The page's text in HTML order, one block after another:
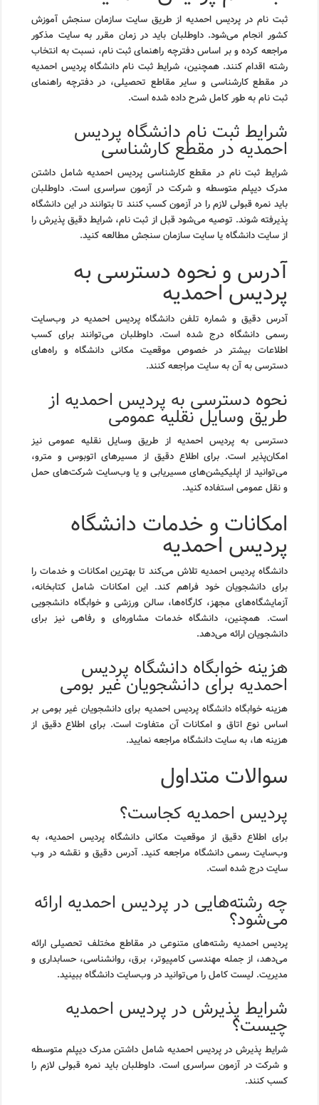
ثبت نام در پردیس احمدیه از طریق سایت سازمان سنجش آموزش
کشور انجام می‌شود. داوطلبان باید در زمان مقرر به سایت مذکور
مراجعه کرده و بر اساس دفترچه راهنمای ثبت نام، نسبت به انتخاب
رشته اقدام کنند. همچنین، شرایط ثبت نام دانشگاه پردیس احمدیه
در مقطع کارشناسی و سایر مقاطع تحصیلی، در دفترچه راهنمای
ثبت نام به طور کامل شرح داده شده است.
شرایط ثبت نام دانشگاه پردیس
احمدیه در مقطع کارشناسی
شرایط ثبت نام در مقطع کارشناسی پردیس احمدیه شامل داشتن
مدرک دیپلم متوسطه و شرکت در آزمون سراسری است. داوطلبان
باید نمره قبولی لازم را در آزمون کسب کنند تا بتوانند در این دانشگاه
پذیرفته شوند. توصیه می‌شود قبل از ثبت نام، شرایط دقیق پذیرش را
از سایت دانشگاه یا سایت سازمان سنجش مطالعه کنید.
آدرس و نحوه دسترسی به
پردیس احمدیه
آدرس دقیق و شماره تلفن دانشگاه پردیس احمدیه در وب‌سایت
رسمی دانشگاه درج شده است. داوطلبان می‌توانند برای کسب
اطلاعات بیشتر در خصوص موقعیت مکانی دانشگاه و راه‌های
دسترسی به آن به سایت مراجعه کنند.
نحوه دسترسی به پردیس احمدیه از
طریق وسایل نقلیه عمومی
دسترسی به پردیس احمدیه از طریق وسایل نقلیه عمومی نیز
امکان‌پذیر است. برای اطلاع دقیق از مسیرهای اتوبوس و مترو،
می‌توانید از اپلیکیشن‌های مسیریابی و یا وب‌سایت شرکت‌های حمل
و نقل عمومی استفاده کنید.
امکانات و خدمات دانشگاه
پردیس احمدیه
دانشگاه پردیس احمدیه تلاش می‌کند تا بهترین امکانات و خدمات را
برای دانشجویان خود فراهم کند. این امکانات شامل کتابخانه،
آزمایشگاه‌های مجهز، کارگاه‌ها، سالن ورزشی و خوابگاه دانشجویی
است. همچنین، دانشگاه خدمات مشاوره‌ای و رفاهی نیز برای
دانشجویان ارائه می‌دهد.
هزینه خوابگاه دانشگاه پردیس
احمدیه برای دانشجویان غیر بومی
هزینه خوابگاه دانشگاه پردیس احمدیه برای دانشجویان غیر بومی بر
اساس نوع اتاق و امکانات آن متفاوت است. برای اطلاع دقیق از
هزینه ها، به سایت دانشگاه مراجعه نمایید.
سوالات متداول
پردیس احمدیه کجاست؟
برای اطلاع دقیق از موقعیت مکانی دانشگاه پردیس احمدیه، به
وب‌سایت رسمی دانشگاه مراجعه کنید. آدرس دقیق و نقشه در وب
سایت درج شده است.
چه رشته‌هایی در پردیس احمدیه ارائه
می‌شود؟
پردیس احمدیه رشته‌های متنوعی در مقاطع مختلف تحصیلی ارائه
می‌دهد، از جمله مهندسی کامپیوتر، برق، روانشناسی، حسابداری و
مدیریت. لیست کامل را می‌توانید در وب‌سایت دانشگاه ببینید.
شرایط پذیرش در پردیس احمدیه
چیست؟
شرایط پذیرش در پردیس احمدیه شامل داشتن مدرک دیپلم متوسطه
و شرکت در آزمون سراسری است. داوطلبان باید نمره قبولی لازم را
کسب کنند.